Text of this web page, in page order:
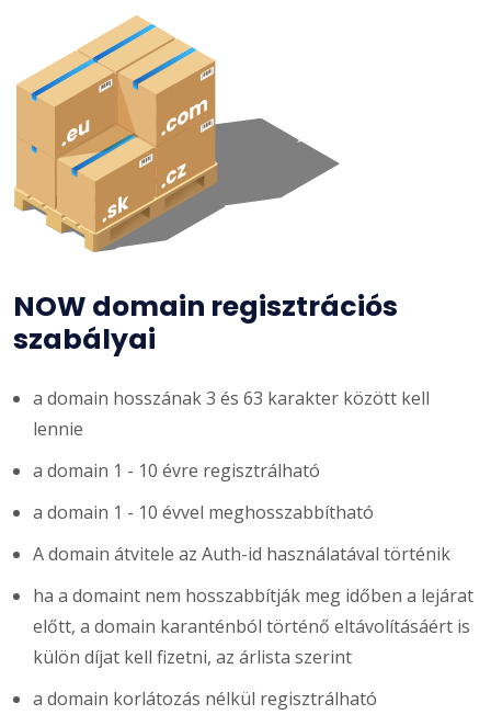
NOW domain regisztrációs
szabályai
a domain hosszának 3 és 63 karakter között kell
lennie
a domain 1 - 10 évre regisztrálható
a domain 1 - 10 évvel meghosszabbítható
A domain átvitele az Auth-id használatával történik
ha a domaint nem hosszabbítják meg időben a lejárat
előtt, a domain karanténból történő eltávolításáért is
külön díjat kell fizetni, az árlista szerint
a domain korlátozás nélkül regisztrálható